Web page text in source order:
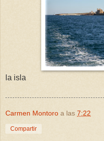
la isla
Carmen Montoro a las 7:22
Compartir